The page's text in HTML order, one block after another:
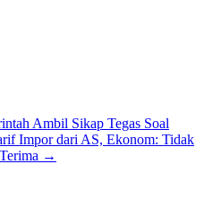
Ambil Sikap Tegas Soal
Impor dari AS, Ekonom: Tidak
→